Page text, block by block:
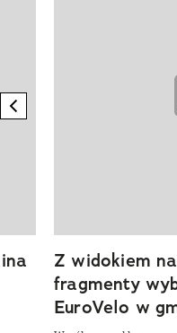
previous element
Z widokiem
fragmenty
EuroVelo w